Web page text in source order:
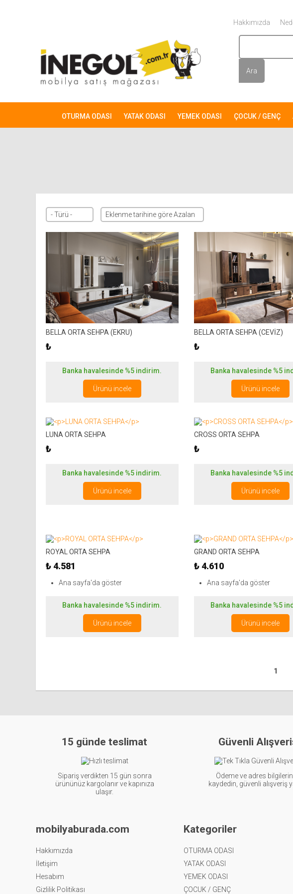
Hakkımızda
OTURMA ODASI YATAK ODASI YEMEK ODASI ÇOCUK / GENÇ
BELLA ORTA SEHPA (EKRU)
₺
Banka havalesinde %5 indirim.
Ürünü incele
BELLA ORTA SEHPA (CEVİZ)
₺
Banka havalesinde %5
Ürünü incele
LUNA ORTA SEHPA
₺
Banka havalesinde %5 indirim.
Ürünü incele
CROSS ORTA SEHPA
₺
Banka havalesinde %5
Ürünü incele
ROYAL ORTA SEHPA
₺ 4.581
Ana sayfa'da göster
Banka havalesinde %5 indirim.
Ürünü incele
GRAND ORTA SEHPA
₺ 4.610
Ana sayfa'da göster
Banka havalesinde %5
Ürünü incele
1
15 günde teslimat
Sipariş verdikten 15 gün sonra
ürününüz kargolanır ve kapınıza
ulaşır.
Güvenli
Ödeme ve adres
kaydedin, güvenli alışveriş
mobilyaburada.com
Hakkımızda
İletişim
Hesabım
Gizlilik Politikası
Kategoriler
OTURMA ODASI
YATAK ODASI
YEMEK ODASI
ÇOCUK / GENÇ